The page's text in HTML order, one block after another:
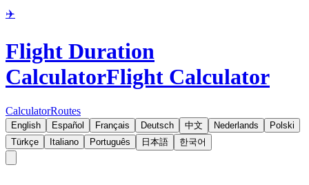
✈️
Flight Duration
CalculatorFlight Calculator
CalculatorRoutes
English Español Français Deutsch 中文 Nederlands
Polski
Türkçe
Italiano Português 日本語 한국어